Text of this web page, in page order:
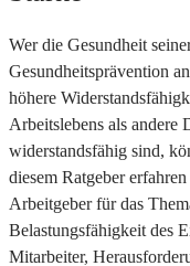
Wer die Gesundheit
Gesundheitsprävention
höhere
Arbeitslebens als andere
widerstandsfähig sind,
diesem Ratgeber
Arbeitgeber für das
Belastungsfähigkeit des
Mitarbeiter,